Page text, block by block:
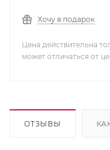
Хочу в подарок
Цена действительна
может отличаться от
ОТЗЫВЫ